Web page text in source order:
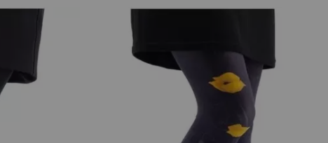
les vous aussi.
des petits rubans dessinés, des personnages, des
! Ce sera plus facile et de nombreux modèles